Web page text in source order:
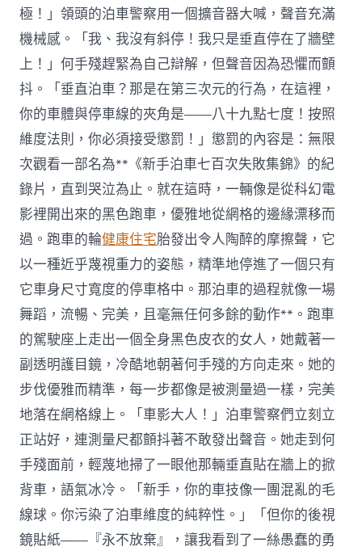
極！」領頭的泊車警察用一個擴音器大喊，聲音充滿
機械感。「我、我沒有斜停！我只是垂直停在了牆壁
上！」何手殘趕緊為自己辯解，但聲音因為恐懼而顫
抖。「垂直泊車？那是在第三次元的行為，在這裡，
你的車體與停車線的夾角是——八十九點七度！按照
維度法則，你必須接受懲罰！」懲罰的內容是：無限
次觀看一部名為**《新手泊車七百次失敗集錦》的紀
錄片，直到哭泣為止。就在這時，一輛像是從科幻電
影裡開出來的黑色跑車，優雅地從網格的邊緣漂移而
過。跑車的輪健康住宅胎發出令人陶醉的摩擦聲，它
以一種近乎蔑視重力的姿態，精準地停進了一個只有
它車身尺寸寬度的停車格中。那泊車的過程就像一場
舞蹈，流暢、完美，且毫無任何多餘的動作**。跑車
的駕駛座上走出一個全身黑色皮衣的女人，她戴著一
副透明護目鏡，冷酷地朝著何手殘的方向走來。她的
步伐優雅而精準，每一步都像是被測量過一樣，完美
地落在網格線上。「車影大人！」泊車警察們立刻立
正站好，連測量尺都顫抖著不敢發出聲音。她走到何
手殘面前，輕蔑地掃了一眼他那輛垂直貼在牆上的掀
背車，語氣冰冷。「新手，你的車技像一團混亂的毛
線球。你污染了泊車維度的純粹性。」「但你的後視
鏡貼紙——『永不放棄』，讓我看到了一絲愚蠢的勇